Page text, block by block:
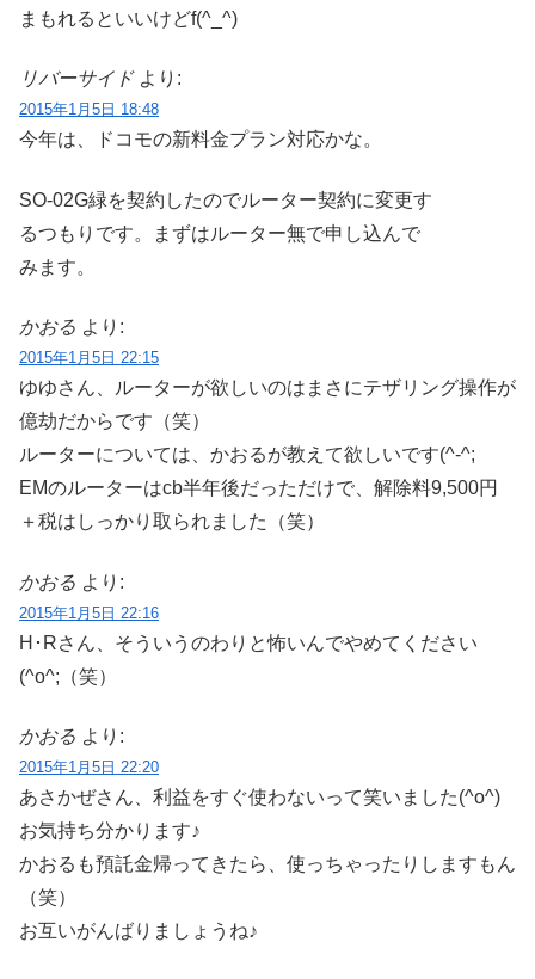
まもれるといいけどf(^_^)
リバーサイド より:
2015年1月5日 18:48
今年は、ドコモの新料金プラン対応かな。
SO-02G緑を契約したのでルーター契約に変更す
るつもりです。まずはルーター無で申し込んで
みます。
かおる より:
2015年1月5日 22:15
ゆゆさん、ルーターが欲しいのはまさにテザリング操作が
億劫だからです（笑）
ルーターについては、かおるが教えて欲しいです(^-^;
EMのルーターはcb半年後だっただけで、解除料9,500円
＋税はしっかり取られました（笑）
かおる より:
2015年1月5日 22:16
H･Rさん、そういうのわりと怖いんでやめてください
(^o^;（笑）
かおる より:
2015年1月5日 22:20
あさかぜさん、利益をすぐ使わないって笑いました(^o^)
お気持ち分かります♪
かおるも預託金帰ってきたら、使っちゃったりしますもん
（笑）
お互いがんばりましょうね♪